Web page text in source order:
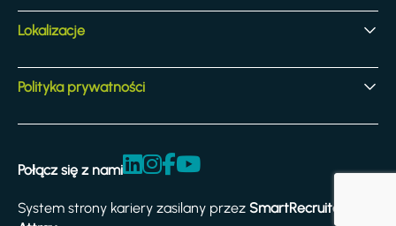
Oferty dla doświadczonych pracowników
Nasza kultura
Nasze działania
Korzyści
Lokalizacje
Lokalizacje
Polityka prywatności
Prawo i zgodność z przepisami
Oświadczenie o dostępności
Połącz się z nami
System strony kariery zasilany przez SmartRecruiters